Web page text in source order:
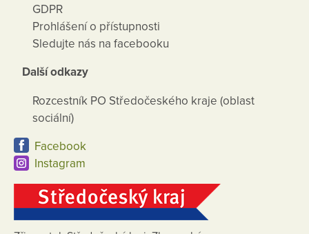
GDPR
Prohlášení o přístupnosti
Sledujte nás na facebooku
Další odkazy
Rozcestník PO Středočeského kraje (oblast
sociální)
Facebook
Instagram